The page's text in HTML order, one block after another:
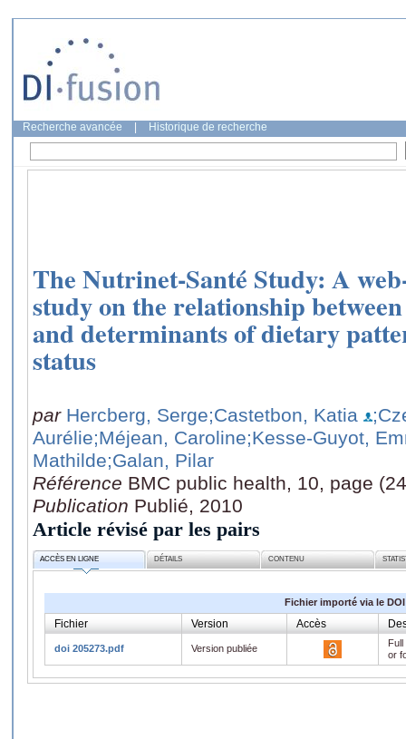
Recherche avancée Historique de recherche
The Nutrinet-Santé Study: A
study on the relationship
and determinants of dietary
status
par Hercberg, Serge;Castetbon, Katia
Aurélie;Méjean, Caroline;Kesse-Guyot,
Mathilde;Galan, Pilar
Référence BMC public health, 10, page
Publication Publié, 2010
Article révisé par les pairs
ACCÈS EN LIGNE DÉTAILS CONTENU
Fichier importé via le DOI
Fichier Version Accès
doi 205273.pdf Version publiée
or